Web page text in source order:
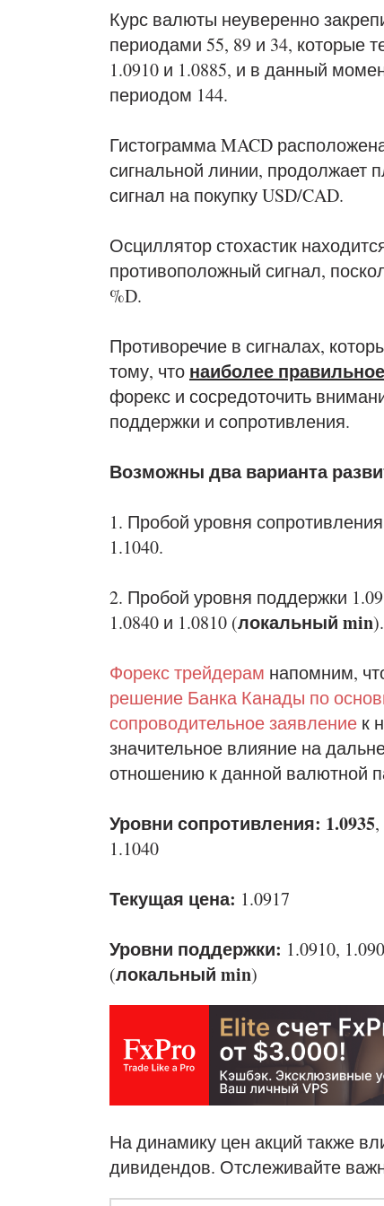
Курс валюты неуверенно
периодами 55, 89 и 34, которые
1.0910 и 1.0885, и в данный
периодом 144.
Гистограмма MACD
сигнальной линии, продолжает
сигнал на покупку USD/CAD.
Осциллятор стохастик
противоположный сигнал,
%D.
Противоречие в сигналах,
тому, что наиболее
форекс и сосредоточить
поддержки и сопротивления.
Возможны два варианта
1. Пробой уровня
1.1040.
2. Пробой уровня поддержки
1.0840 и 1.0810 (локальный min).
Форекс трейдерам напомним,
решение Банка Канады по
сопроводительное заявление к
значительное влияние на
отношению к данной валютной
Уровни сопротивления: 1.0935,
1.1040
Текущая цена: 1.0917
Уровни поддержки: 1.0910,
(локальный min)
На динамику цен акций также
дивидендов. Отслеживайте